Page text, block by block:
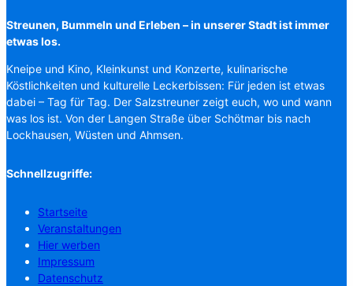
Streunen, Bummeln und Erleben – in unserer Stadt ist immer
etwas los.
Kneipe und Kino, Kleinkunst und Konzerte, kulinarische
Köstlichkeiten und kulturelle Leckerbissen: Für jeden ist etwas
dabei – Tag für Tag. Der Salzstreuner zeigt euch, wo und wann
was los ist. Von der Langen Straße über Schötmar bis nach
Lockhausen, Wüsten und Ahmsen.
Schnellzugriffe:
Startseite
Veranstaltungen
Hier werben
Impressum
Datenschutz